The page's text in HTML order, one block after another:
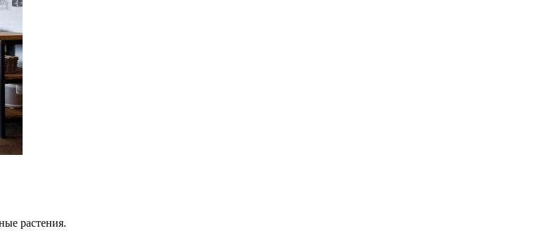
растения.